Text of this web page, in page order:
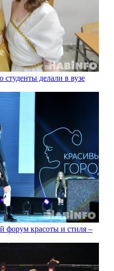
делали в вузе
форум красоты и стиля –